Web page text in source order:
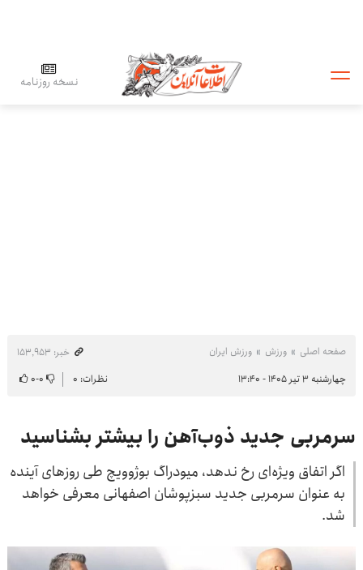
نسخه روزنامه
صفحه اصلی ورزش ورزش ایران
خبر: ۱۵۳٬۹۵۳
چهارشنبه ۳ تیر ۱۴۰۵ - ۱۳:۴۰
نظرات: ۰ ۰-۰
سرمربی جدید ذوب‌آهن را بیشتر بشناسید
اگر اتفاق ویژه‌ای رخ ندهد، میودراگ بوژوویچ طی روزهای آینده
به عنوان سرمربی جدید سبزپوشان اصفهانی معرفی خواهد
شد.